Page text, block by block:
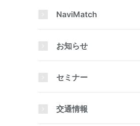
NaviMatch
お知らせ
セミナー
交通情報